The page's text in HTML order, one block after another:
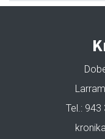
Tel.: 943